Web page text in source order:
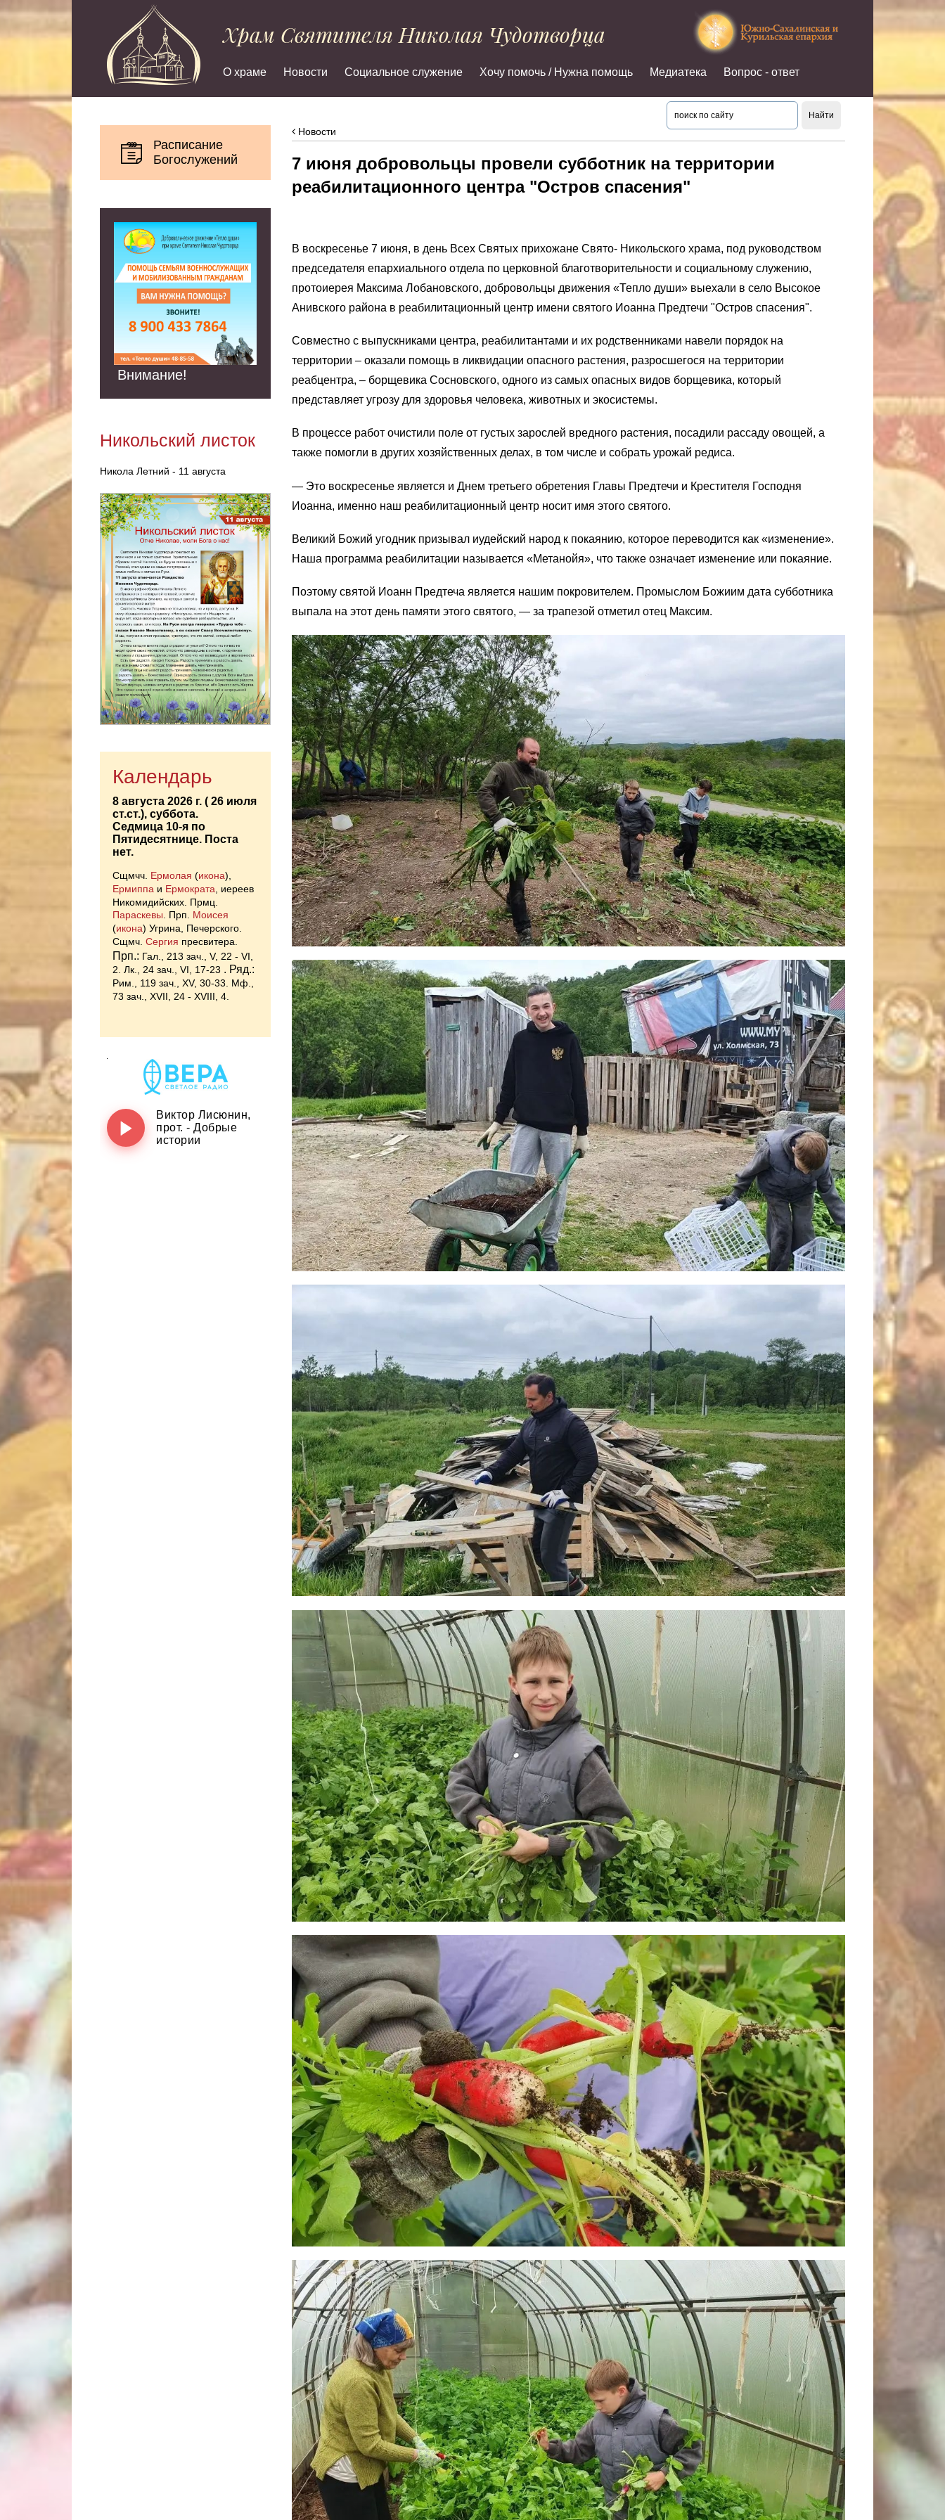
Храм Святителя Николая Чудотворца
О храме Новости Социальное служение Хочу помочь / Нужна помощь Медиатека Вопрос - ответ
Расписание
Богослужений
Внимание!
Никольский листок
Никола Летний - 11 августа
Календарь
8 августа 2026 г. ( 26 июля
ст.ст.), суббота.
Седмица 10-я по
Пятидесятнице. Поста
нет.
Сщмчч. Ермолая (икона),
Ермиппа и Ермократа , иереев
Никомидийских. Прмц.
Параскевы . Прп. Моисея
(икона) Угрина, Печерского.
Сщмч. Сергия пресвитера.
Прп.: Гал., 213 зач., V, 22 - VI,
2. Лк., 24 зач., VI, 17-23 . Ряд.:
Рим., 119 зач., XV, 30-33.
Мф.,
73 зач., XVII, 24 - XVIII, 4.
Новости
7 июня добровольцы провели субботник на территории
реабилитационного центра "Остров спасения"
В воскресенье 7 июня, в день Всех Святых прихожане Свято- Никольского храма, под руководством
председателя епархиального отдела по церковной благотворительности и социальному служению,
протоиерея Максима Лобановского, добровольцы движения «Тепло души» выехали в село Высокое
Анивского района в реабилитационный центр имени святого Иоанна Предтечи "Остров спасения".
Совместно с выпускниками центра, реабилитантами и их родственниками навели порядок на
территории – оказали помощь в ликвидации опасного растения, разросшегося на территории
реабцентра, – борщевика Сосновского, одного из самых опасных видов борщевика, который
представляет угрозу для здоровья человека, животных и экосистемы.
В процессе работ очистили поле от густых зарослей вредного растения, посадили рассаду овощей, а
также помогли в других хозяйственных делах, в том числе и собрать урожай редиса.
— Это воскресенье является и Днем третьего обретения Главы Предтечи и Крестителя Господня
Иоанна, именно наш реабилитационный центр носит имя этого святого.
Великий Божий угодник призывал иудейский народ к покаянию, которое переводится как «изменение».
Наша программа реабилитации называется «Метанойя», что также означает изменение или покаяние.
Поэтому святой Иоанн Предтеча является нашим покровителем. Промыслом Божиим дата субботника
выпала на этот день памяти этого святого, — за трапезой отметил отец Максим.